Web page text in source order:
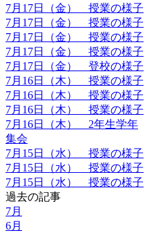
7月17日（金） 授業の様子
7月17日（金） 授業の様子
7月17日（金） 授業の様子
7月17日（金） 授業の様子
7月17日（金） 登校の様子
7月16日（木） 授業の様子
7月16日（木） 授業の様子
7月16日（木） 授業の様子
7月16日（木） 2年生学年
集会
7月15日（水） 授業の様子
7月15日（水） 授業の様子
7月15日（水） 授業の様子
過去の記事
7月
6月